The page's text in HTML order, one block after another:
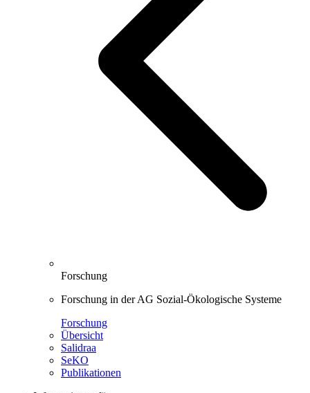
Forschung
Forschung in der AG Sozial-Ökologische Systeme
Forschung
Übersicht
Salidraa
SeKO
Publikationen